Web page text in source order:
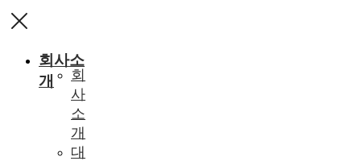
회사소
개
회
사
소
개
대